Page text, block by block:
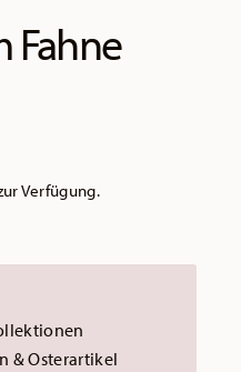
Fahne
Verfügung.
& Osterartikel